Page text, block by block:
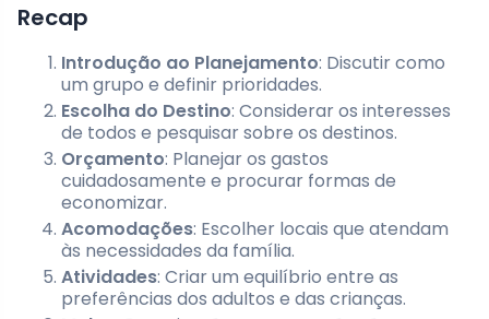
Recap
Introdução ao Planejamento: Discutir como
um grupo e definir prioridades.
Escolha do Destino: Considerar os interesses
de todos e pesquisar sobre os destinos.
Orçamento: Planejar os gastos
cuidadosamente e procurar formas de
economizar.
Acomodações: Escolher locais que atendam
às necessidades da família.
Atividades: Criar um equilíbrio entre as
preferências dos adultos e das crianças.